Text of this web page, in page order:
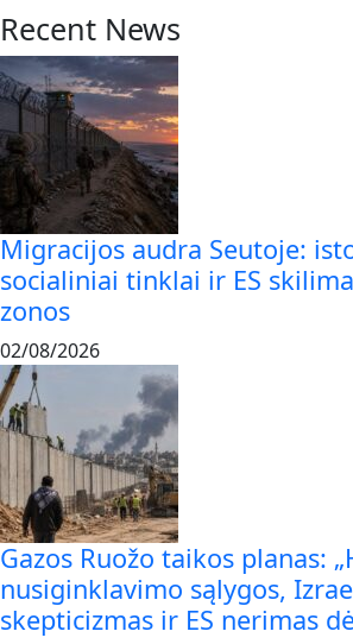
Recent News
Migracijos audra Seutoje:
socialiniai tinklai ir ES
zonos
02/08/2026
Gazos Ruožo taikos planas:
nusiginklavimo sąlygos,
skepticizmas ir ES nerimas